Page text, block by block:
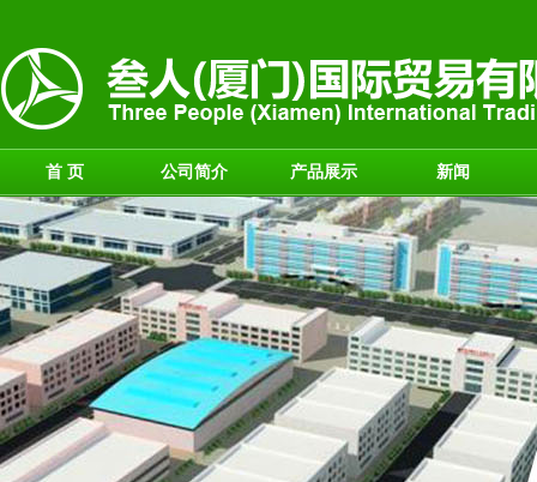
首 页 公司简介 产品展示 新闻